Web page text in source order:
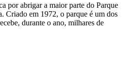
por abrigar a maior parte do Parque
Criado em 1972, o parque é um dos
durante o ano, milhares de